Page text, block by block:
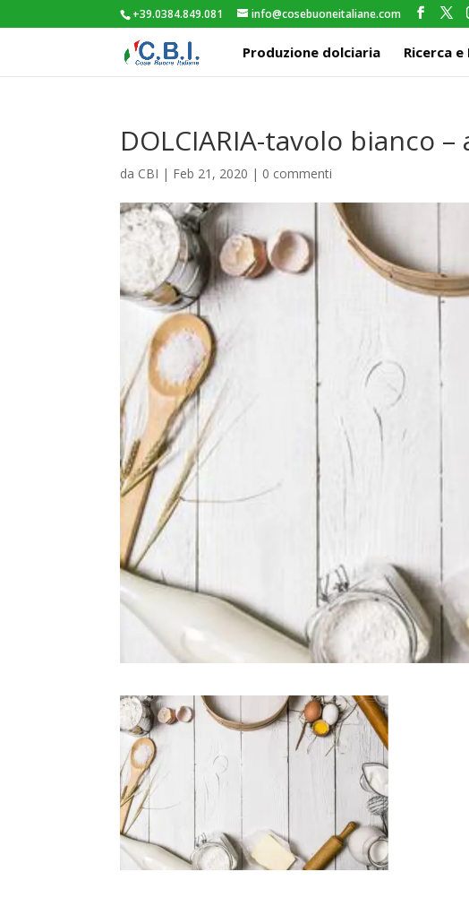
+39.0384.849.081 info@cosebuoneitaliane.com
Produzione dolciaria Ricerca e
DOLCIARIA-tavolo bianco
da CBI | Feb 21, 2020 | 0 commenti